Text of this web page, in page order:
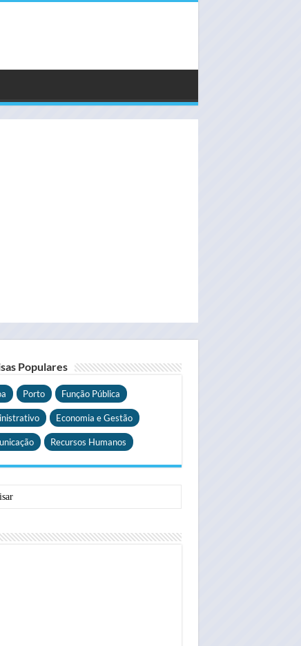
Populares
Porto Função Pública
Economia e Gestão
Recursos Humanos